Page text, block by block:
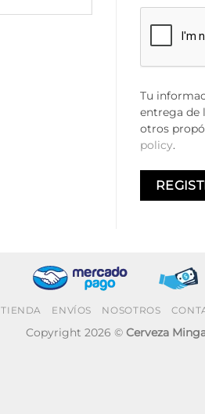
Tu
entrega de
otros
policy.
TIENDA ENVÍOS NOSOTROS
Copyright 2026 © Cerveza